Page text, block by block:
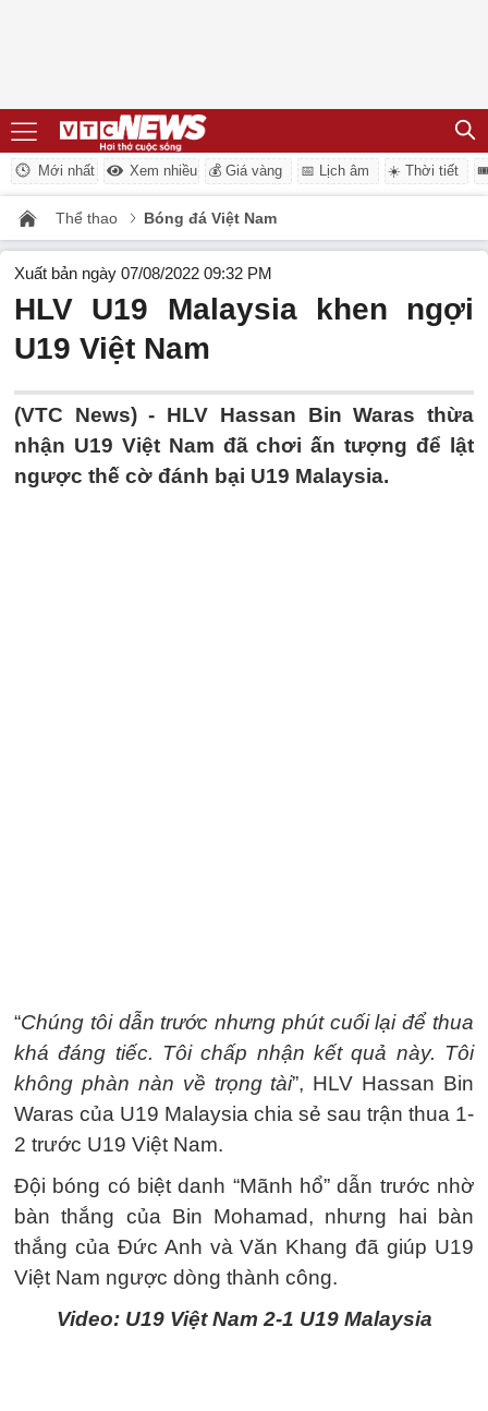
Mới nhất Xem nhiều 💰 Giá vàng 📅 Lịch âm ☀️ Thời tiết
Thể thao Bóng đá Việt Nam
Xuất bản ngày 07/08/2022 09:32 PM
HLV U19 Malaysia khen ngợi
U19 Việt Nam
(VTC News) - HLV Hassan Bin Waras thừa
nhận U19 Việt Nam đã chơi ấn tượng để lật
ngược thế cờ đánh bại U19 Malaysia.
“Chúng tôi dẫn trước nhưng phút cuối lại để thua
khá đáng tiếc. Tôi chấp nhận kết quả này. Tôi
không phàn nàn về trọng tài”, HLV Hassan Bin
Waras của U19 Malaysia chia sẻ sau trận thua 1-
2 trước U19 Việt Nam.
Đội bóng có biệt danh “Mãnh hổ” dẫn trước nhờ
bàn thắng của Bin Mohamad, nhưng hai bàn
thắng của Đức Anh và Văn Khang đã giúp U19
Việt Nam ngược dòng thành công.
Video: U19 Việt Nam 2-1 U19 Malaysia